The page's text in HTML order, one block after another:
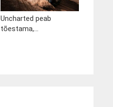
Uncharted peab
tõestama,...